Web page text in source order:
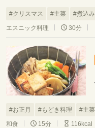
#クリスマス #主菜
#煮込
エスニック料理
30分
#お正月 #もどき料理
#主菜
和食
15分 116kcal